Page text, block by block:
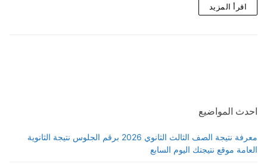
اقرأ المزيد
احدث المواضيع
معرفة نتيجة الصف الثالث الثانوي 2026 برقم الجلوس نتيجة الثانوية
العامة موقع نتيجتك اليوم السابع